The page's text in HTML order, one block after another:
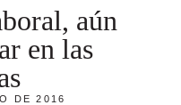
aún
en las
DE 2016